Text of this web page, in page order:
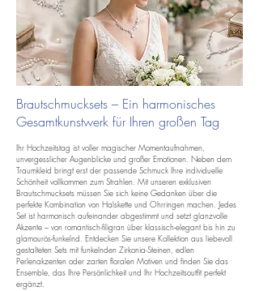
Brautschmucksets – Ein harmonisches
Gesamtkunstwerk für Ihren großen Tag​
Ihr Hochzeitstag ist voller magischer Momentaufnahmen,
unvergesslicher Augenblicke und großer Emotionen. Neben dem
Traumkleid bringt erst der passende Schmuck Ihre individuelle
Schönheit vollkommen zum Strahlen. Mit unseren exklusiven
Brautschmucksets müssen Sie sich keine Gedanken über die
perfekte Kombination von Halskette und Ohrringen machen. Jedes
Set ist harmonisch aufeinander abgestimmt und setzt glanzvolle
Akzente – von romantisch-filigran über klassisch-elegant bis hin zu
glamourös-funkelnd. Entdecken Sie unsere Kollektion aus liebevoll
gestalteten Sets mit funkelnden Zirkonia-Steinen, edlen
Perlenakzenten oder zarten floralen Motiven und finden Sie das
Ensemble, das Ihre Persönlichkeit und Ihr Hochzeitsoutfit perfekt
ergänzt.